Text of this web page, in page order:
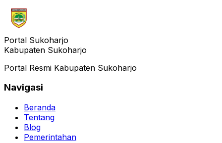
Portal Sukoharjo
Kabupaten Sukoharjo
Portal Resmi Kabupaten Sukoharjo
Navigasi
Beranda
Tentang
Blog
Pemerintahan